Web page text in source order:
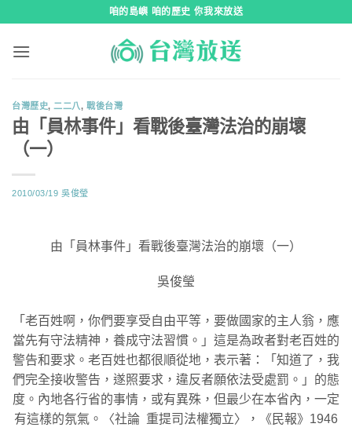
咱的島嶼 咱的歷史 你我來放送
台灣歷史, 二二八,戰後台灣
由「員林事件」看戰後臺灣法治的崩壞
（一）
2010/03/19 吳俊瑩
由「員林事件」看戰後臺灣法治的崩壞（一）
吳俊瑩
「老百姓啊，你們要享受自由平等，要做國家的主人翁，應
當先有守法精神，養成守法習慣。」這是為政者對老百姓的
警告和要求。老百姓也都很順從地，表示著：「知道了，我
們完全接收警告，遂照要求，違反者願依法受處罰。」的態
度。內地各行省的事情，或有異殊，但最少在本省內，一定
有這樣的氛氣。〈社論 重提司法權獨立〉，《民報》1946